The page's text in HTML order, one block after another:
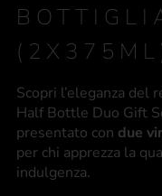
Scopri l’eleganza del
Half Bottle Duo Gift
presentato con due
per chi apprezza la
indulgenza.